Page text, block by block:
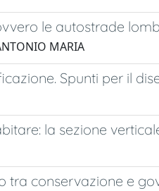
le autostrade
MARIA
Spunti per il
la sezione
tra conservazione e